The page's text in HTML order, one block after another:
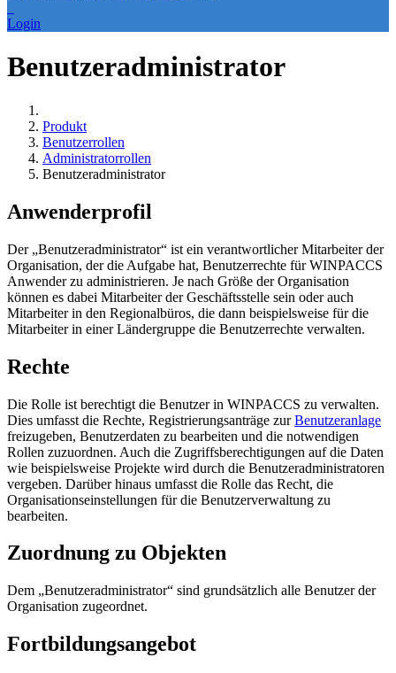
Login
Benutzeradministrator
Produkt
Benutzerrollen
Administratorrollen
Benutzeradministrator
Anwenderprofil
Der „Benutzeradministrator“ ist ein verantwortlicher Mitarbeiter der
Organisation, der die Aufgabe hat, Benutzerrechte für WINPACCS
Anwender zu administrieren. Je nach Größe der Organisation
können es dabei Mitarbeiter der Geschäftsstelle sein oder auch
Mitarbeiter in den Regionalbüros, die dann beispielsweise für die
Mitarbeiter in einer Ländergruppe die Benutzerrechte verwalten.
Rechte
Die Rolle ist berechtigt die Benutzer in WINPACCS zu verwalten.
Dies umfasst die Rechte, Registrierungsanträge zurBenutzeranlage
freizugeben, Benutzerdaten zu bearbeiten und die notwendigen
Rollen zuzuordnen. Auch die Zugriffsberechtigungen auf die Daten
wie beispielsweise Projekte wird durch die Benutzeradministratoren
vergeben. Darüber hinaus umfasst die Rolle das Recht, die
Organisationseinstellungen für die Benutzerverwaltung zu
bearbeiten.
Zuordnung zu Objekten
Dem „Benutzeradministrator“ sind grundsätzlich alle Benutzer der
Organisation zugeordnet.
Fortbildungsangebot